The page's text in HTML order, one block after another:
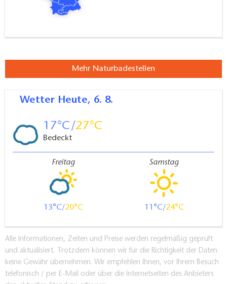
Mehr Naturbadestellen
Wetter Heute, 6. 8.
17 27
Bedeckt
Freitag
13 20
Samstag
11 24
Alle Informationen, Zeiten und Preise werden regelmäßig geprüft
und aktualisiert. Trotzdem können wir für die Richtigkeit der Daten
keine Gewähr übernehmen. Wir empfehlen Ihnen, vor Ihrem Besuch
telefonisch / per E-Mail oder über die Internetseiten des Anbieters